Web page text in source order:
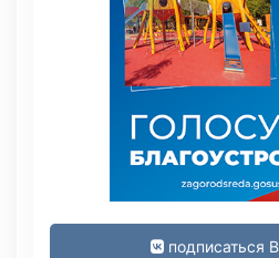
подписаться